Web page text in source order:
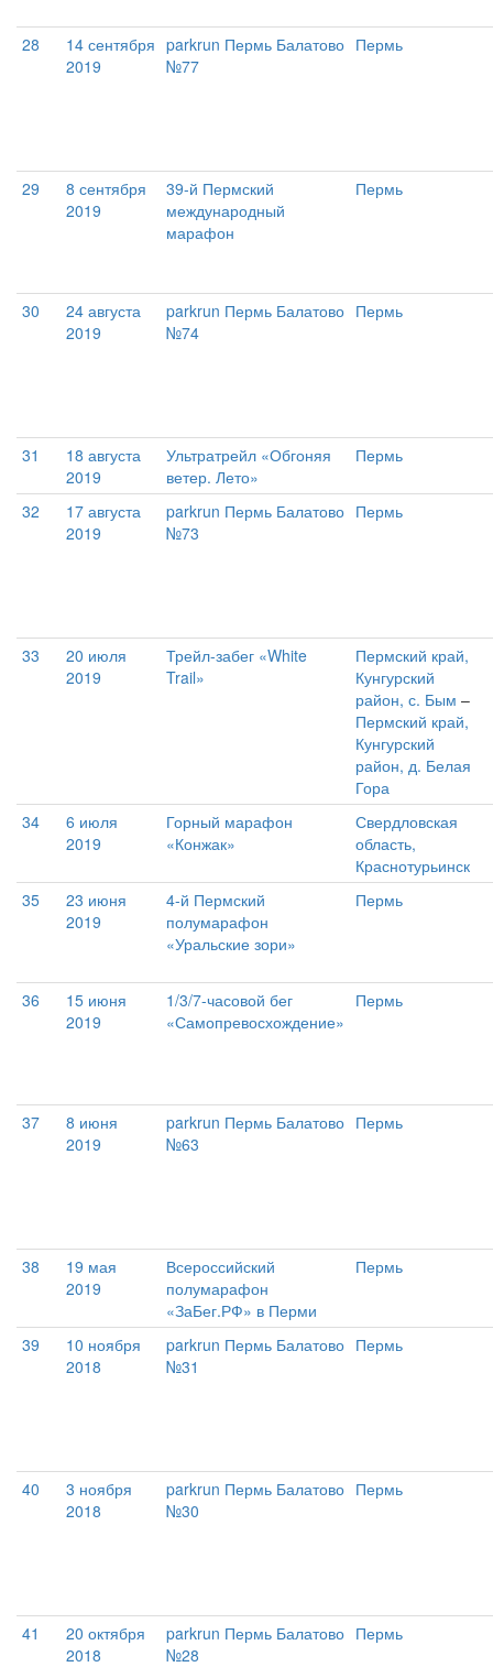
28
14 сентября
2019
parkrun Пермь Балатово
№77
Пермь
29
8 сентября
2019
39-й Пермский
международный
марафон
Пермь
30
24 августа
2019
parkrun Пермь Балатово
№74
Пермь
31
18 августа
2019
Ультратрейл «Обгоняя
ветер. Лето»
Пермь
32
17 августа
2019
parkrun Пермь Балатово
№73
Пермь
33
20 июля
2019
Трейл-забег «White
Trail»
Пермский край,
Кунгурский
район, с. Бым –
Пермский край,
Кунгурский
район, д. Белая
Гора
34
6 июля
2019
Горный марафон
«Конжак»
Свердловская
область,
Краснотурьинск
35
23 июня
2019
4-й Пермский
полумарафон
«Уральские зори»
Пермь
36
15 июня
2019
1/3/7-часовой бег
«Самопревосхождение»
Пермь
37
8 июня
2019
parkrun Пермь Балатово
№63
Пермь
38
19 мая
2019
Всероссийский
полумарафон
«ЗаБег.РФ» в Перми
Пермь
39
10 ноября
2018
parkrun Пермь Балатово
№31
Пермь
40
3 ноября
2018
parkrun Пермь Балатово
№30
Пермь
41
20 октября
2018
parkrun Пермь Балатово
№28
Пермь